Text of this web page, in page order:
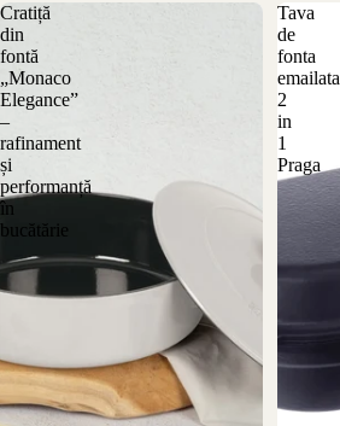
Cratiță
din
fontă
„Monaco
Elegance”
–
rafinament
și
performanță
în
bucătărie
Tava
de
fonta
emailata
2
in
1
Praga